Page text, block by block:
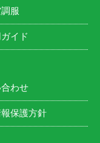
服
イド
わせ
保護方針